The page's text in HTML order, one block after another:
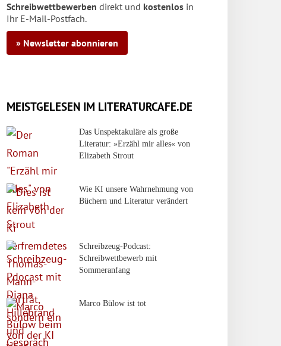
Schreibwettbewerben direkt und kostenlos in
Ihr E-Mail-Postfach.
» Newsletter abonnieren
MEISTGELESEN IM LITERATURCAFE.DE
Das Unspektakuläre als große
Literatur: »Erzähl mir alles« von
Elizabeth Strout
Wie KI unsere Wahrnehmung von
Büchern und Literatur verändert
Schreibzeug-Podcast:
Schreibwettbewerb mit
Sommeranfang
Marco Bülow ist tot